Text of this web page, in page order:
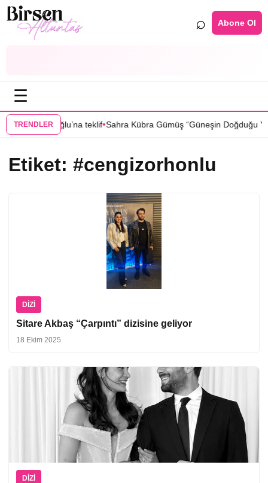
⌕ Abone Ol
☰
TRENDLER
Sıla Türkoğlu’na teklif•Sahra Kübra Gümüş “Güneşin Doğduğu
Etiket: #cengizorhonlu
DIZI
Sitare Akbaş “Çarpıntı” dizisine geliyor
18 Ekim 2025
DIZI